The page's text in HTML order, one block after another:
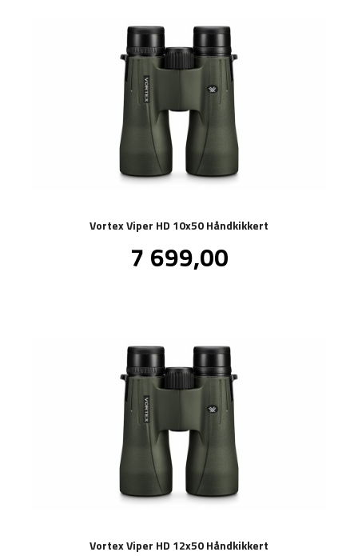
Vortex Viper HD 10x50 Håndkikkert
Pris
7 699,00mva.
Vortex Viper HD 12x50 Håndkikkert